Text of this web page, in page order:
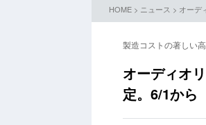
HOME > ニュース > オーデ
製造コストの著しい
オーディオ
定。6/1から